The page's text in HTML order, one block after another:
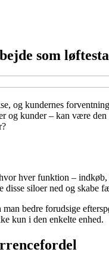
som
og kundernes
og kunder – kan være
hver funktion –
disse siloer ned og skabe
bedre forudsige
kun i den enkelte enhed.